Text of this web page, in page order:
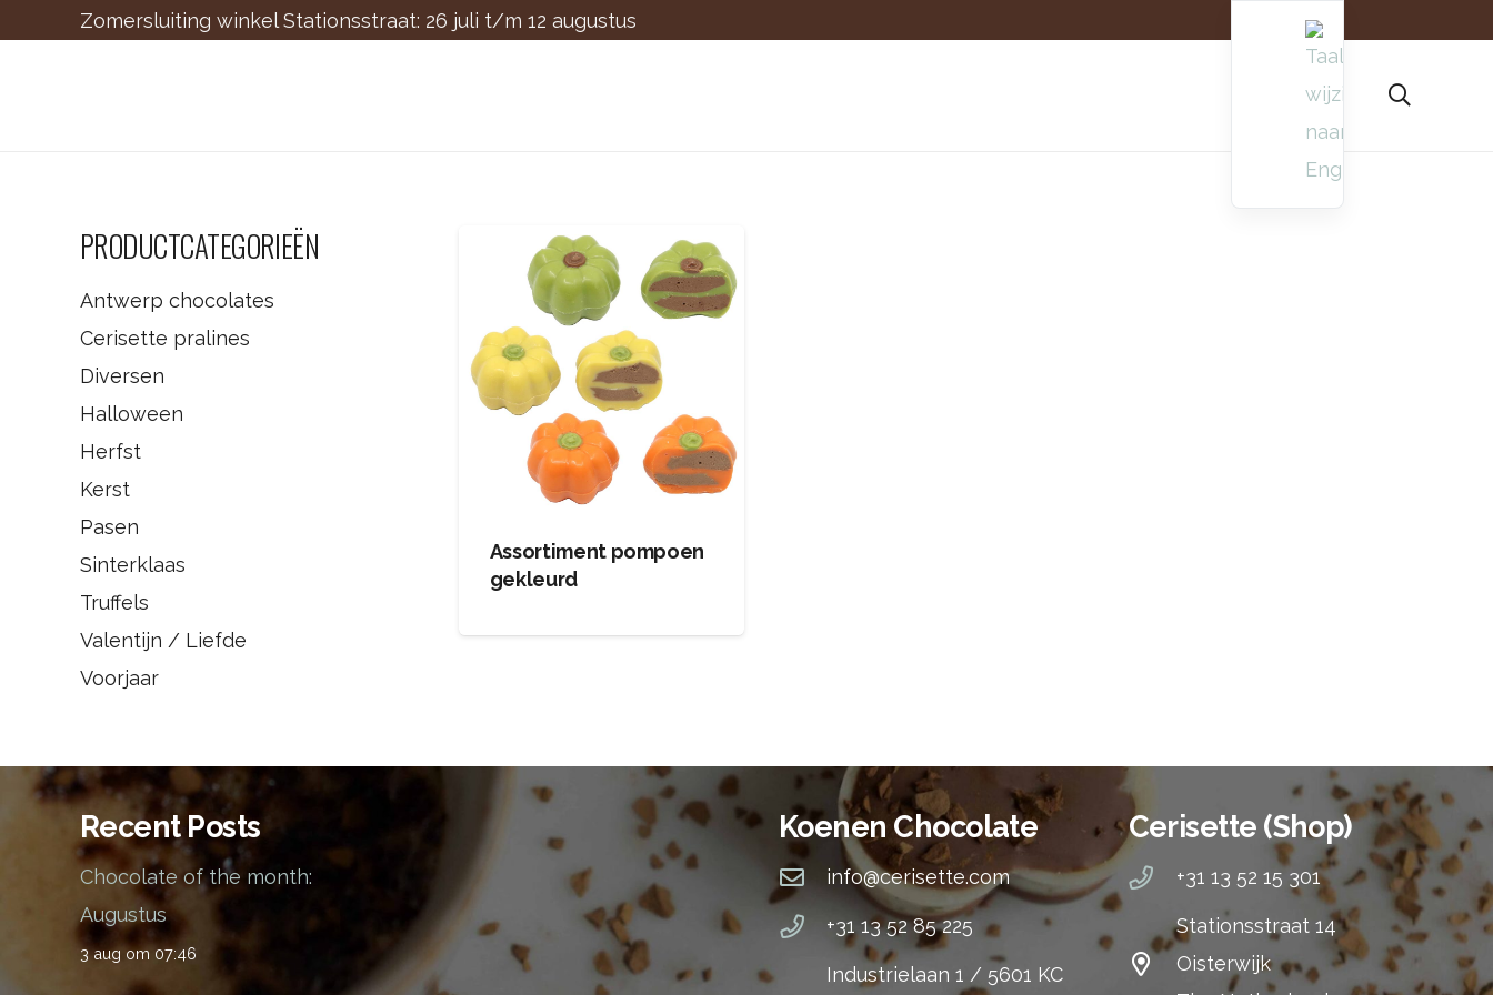
Zomersluiting winkel Stationsstraat: 26 juli t/m 12 augustus
PRODUCTCATEGORIEËN
Antwerp chocolates
Cerisette pralines
Diversen
Halloween
Herfst
Kerst
Pasen
Sinterklaas
Truffels
Valentijn / Liefde
Voorjaar
Assortiment pompoen
gekleurd
Recent Posts
Chocolate of the month:
Augustus
3 aug om 07:46
Koenen Chocolate
info@cerisette.com
+31 13 52 85 225
Industrielaan 1 / 5601 KC
Cerisette (Shop)
+31 13 52 15 301
Stationsstraat 14
Oisterwijk